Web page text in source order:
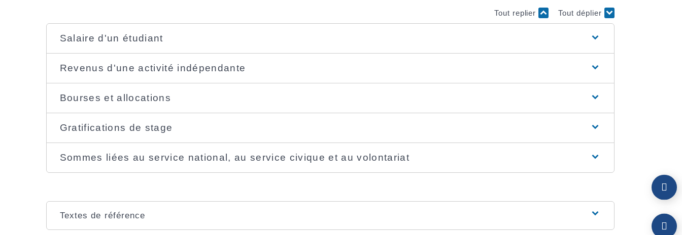
Tout replier Tout déplier
Salaire d'un étudiant
Revenus d'une activité indépendante
Bourses et allocations
Gratifications de stage
Sommes liées au service national, au service civique et au volontariat
Textes de référence